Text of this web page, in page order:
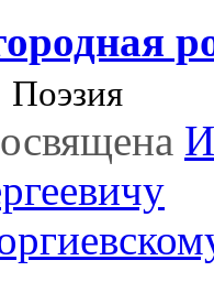
Поэзия